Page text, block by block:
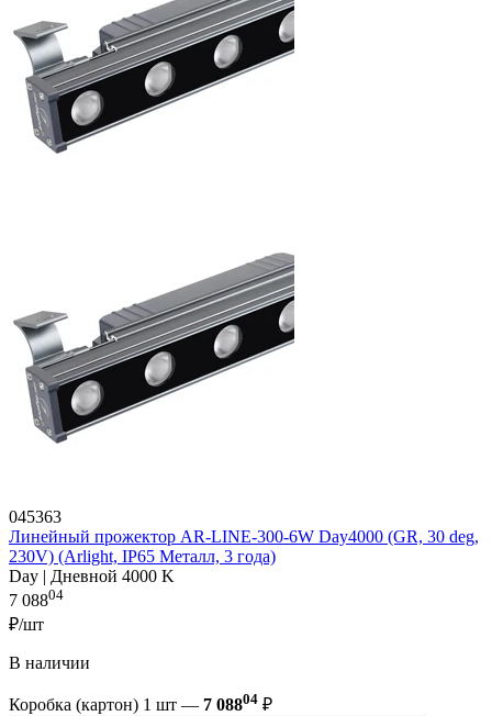
045363
Линейный прожектор AR-LINE-300-6W Day4000 (GR, 30 deg,
230V) (Arlight, IP65 Металл, 3 года)
Day | Дневной 4000 K
7 08804
₽/шт
В наличии
Коробка (картон) 1 шт — 7 08804 ₽